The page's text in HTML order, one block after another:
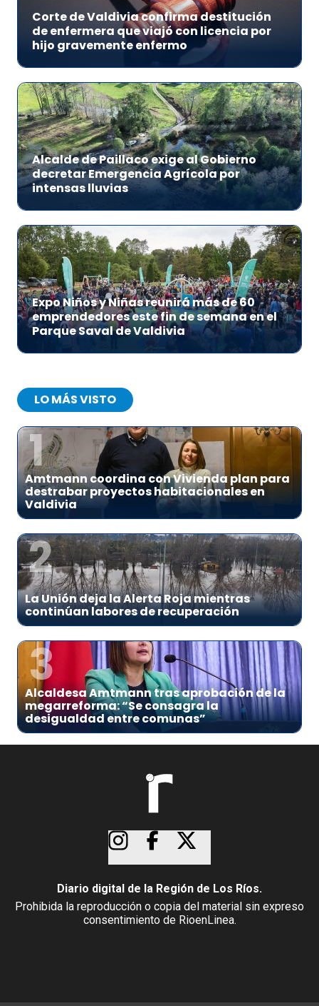
Corte de Valdivia confirma destitución
de enfermera que viajó con licencia por
hijo gravemente enfermo
Alcalde de Paillaco exige al Gobierno
decretar Emergencia Agrícola por
intensas lluvias
Expo Niños y Niñas reunirá más de 60
emprendedores este fin de semana en el
Parque Saval de Valdivia
LO MÁS VISTO
1
Amtmann coordina con Vivienda plan para
destrabar proyectos habitacionales en
Valdivia
2
La Unión deja la Alerta Roja mientras
continúan labores de recuperación
3
Alcaldesa Amtmann tras aprobación de la
megarreforma: “Se consagra la
desigualdad entre comunas”
Diario digital de la Región de Los Ríos.
Prohibida la reproducción o copia del material sin expreso
consentimiento de RioenLinea.